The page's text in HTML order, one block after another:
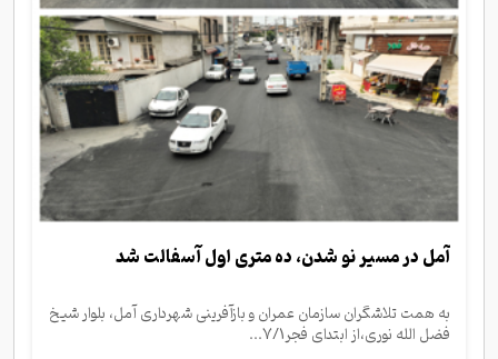
آمل در مسیر نو شدن، ده متری اول آسفالت شد
به همت تلاشگران سازمان عمران و بازآفرینی شهرداری آمل، بلوار شیخ
فضل الله نوری،از ابتدای فجر7/1...